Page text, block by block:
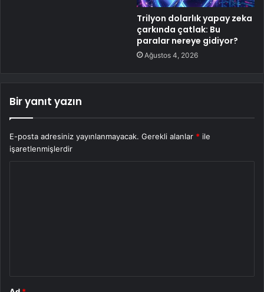
Trilyon dolarlık yapay zeka
çarkında çatlak: Bu
paralar nereye gidiyor?
Ağustos 4, 2026
Bir yanıt yazın
E-posta adresiniz yayınlanmayacak. Gerekli alanlar * ile
işaretlenmişlerdir